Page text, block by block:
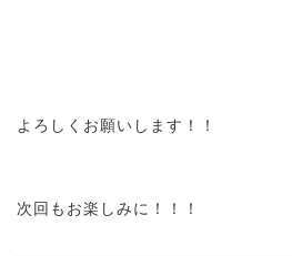
よろしくお願いします！！
次回もお楽しみに！！！